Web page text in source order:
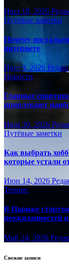
Июл 18, 2026
Путёвые заметки
Почему
интернете
Июл 9, 2026
Новости
Главные
привлекают
Июн 30, 2026
Путёвые заметки
Как выбрать
которые устали
Июн 14, 2026
Теннис
В Париже
неожиданностей
Май 24, 2026
Свежие записи